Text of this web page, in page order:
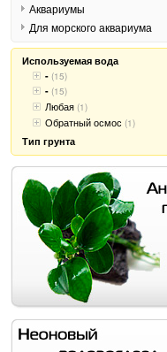
Аквариумы
Для морского аквариума
Используемая вода
- (15)
- (15)
Любая (1)
Обратный осмос (1)
Тип грунта